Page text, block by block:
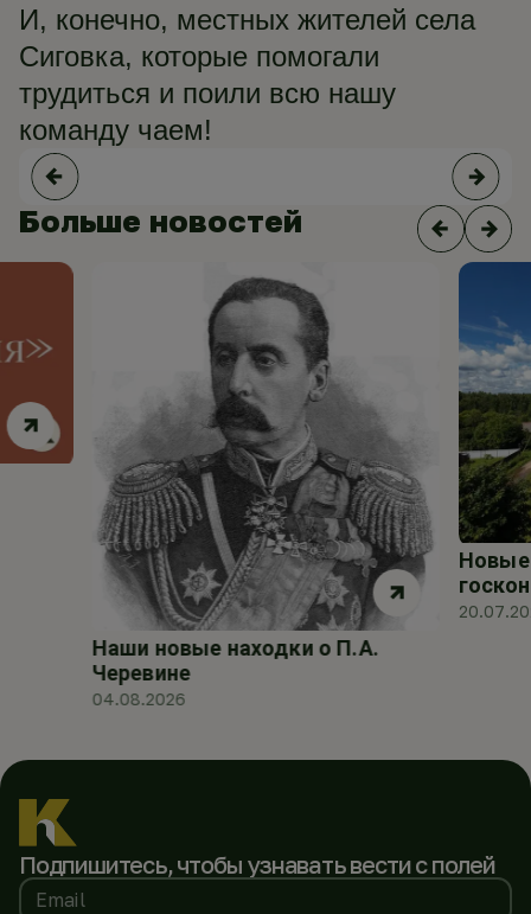
И, конечно, местных жителей села
Сиговка, которые помогали
трудиться и поили всю нашу
команду чаем!
Больше новостей
Наши новые находки о П.А.
Черевине
04.08.2026
Новые
Подпишитесь, чтобы узнавать вести с полей
Email